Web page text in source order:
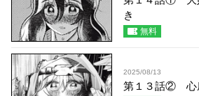
き
無料
2025/08/13
第１３話② 心